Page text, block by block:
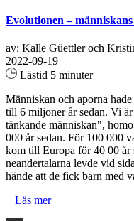
Evolutionen –
av: Kalle Güettler och
2022-09-19
Lästid 5 minuter
Människan och aporna
till 6 miljoner år sedan. Vi
tänkande människan",
000 år sedan. För 100 000
kom till Europa för 40 00 år
neandertalarna levde vid
hände att de fick barn med
+ Läs mer